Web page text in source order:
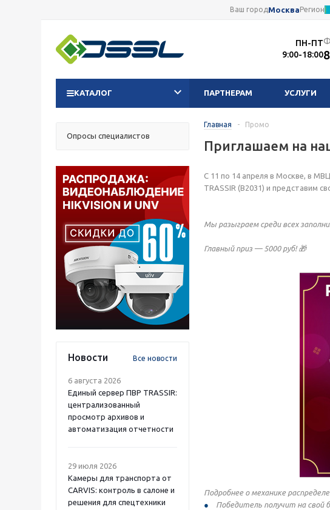
Ваш городМоскваРегион
ПН-ПТ
9:00-18:00
КАТАЛОГ ПАРТНЕРАМ УСЛУГИ
Опросы специалистов
Новости Все новости
6 августа 2026
Единый сервер ПВР TRASSIR:
централизованный
просмотр архивов и
автоматизация отчетности
29 июля 2026
Камеры для транспорта от
CARVIS: контроль в салоне и
решения для спецтехники
Главная - Промо
Приглашаем на
С 11 по 14 апреля в Москве, в
TRASSIR (В2031) и представим
Мы разыграем cреди всех
Главный приз — 5000 руб! 🎁
Подробнее о механике
Победитель получит на свой